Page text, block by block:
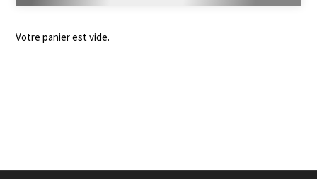
Votre panier est vide.